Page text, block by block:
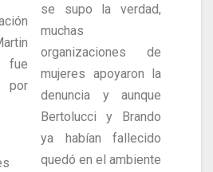
por
se supo la verdad,
muchas
organizaciones de
mujeres apoyaron la
denuncia y aunque
Bertolucci y Brando
ya habían fallecido
quedó en el ambiente